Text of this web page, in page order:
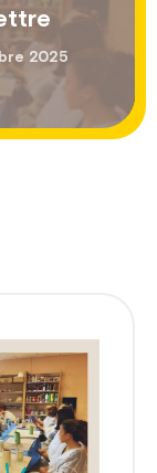
2025